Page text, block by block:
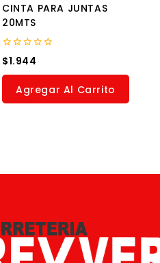
CINTA PARA JUNTAS
20MTS
0
out
of
$1.944
Agregar Al Carrito